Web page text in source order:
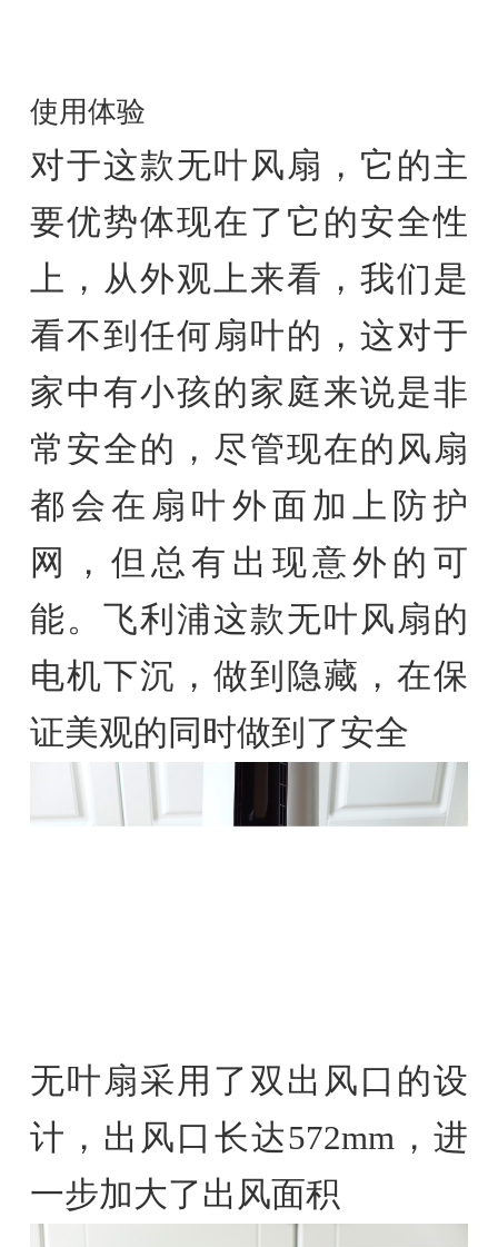
使用体验
对于这款无叶风扇，它的主
要优势体现在了它的安全性
上，从外观上来看，我们是
看不到任何扇叶的，这对于
家中有小孩的家庭来说是非
常安全的，尽管现在的风扇
都会在扇叶外面加上防护
网，但总有出现意外的可
能。飞利浦这款无叶风扇的
电机下沉，做到隐藏，在保
证美观的同时做到了安全
无叶扇采用了双出风口的设
计，出风口长达572mm，进
一步加大了出风面积